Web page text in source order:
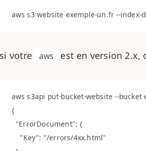
si votre aws est en version 2.x,
aws s3api put-bucket-website --
{
  "ErrorDocument": {
    "Key": "/errors/4xx.html"